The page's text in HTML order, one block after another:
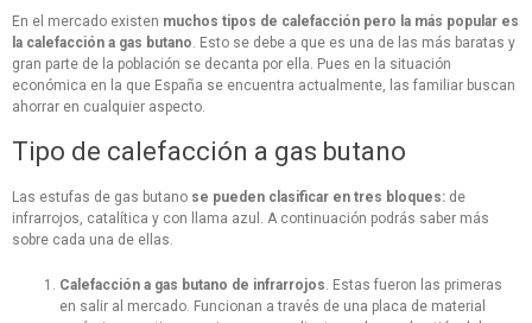
En el mercado existen muchos tipos de calefacción pero la más popular es
la calefacción a gas butano. Esto se debe a que es una de las más baratas y
gran parte de la población se decanta por ella. Pues en la situación
económica en la que España se encuentra actualmente, las familiar buscan
ahorrar en cualquier aspecto.
Tipo de calefacción a gas butano
Las estufas de gas butano se pueden clasificar en tres bloques: de
infrarrojos, catalítica y con llama azul. A continuación podrás saber más
sobre cada una de ellas.
Calefacción a gas butano de infrarrojos. Estas fueron las primeras
en salir al mercado. Funcionan a través de una placa de material